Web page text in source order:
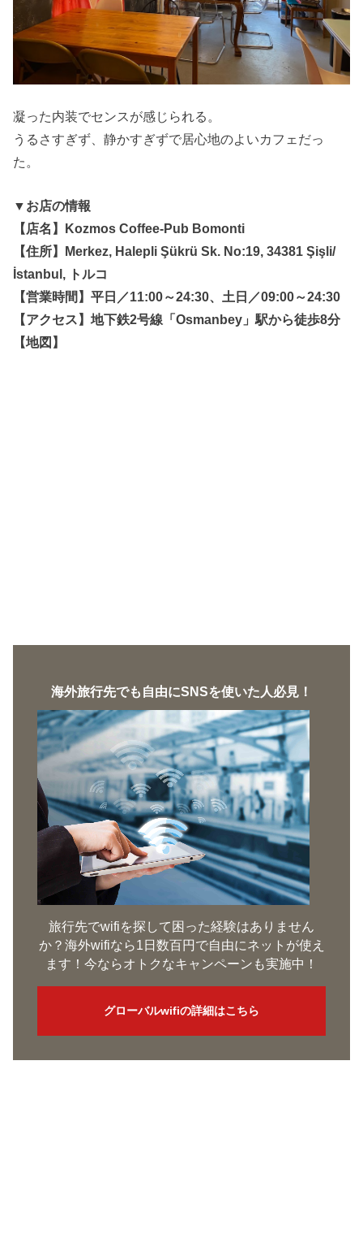
凝った内装でセンスが感じられる。
うるさすぎず、静かすぎずで居心地のよいカフェだっ
た。
▼お店の情報
【店名】Kozmos Coffee-Pub Bomonti
【住所】Merkez, Halepli Şükrü Sk. No:19, 34381 Şişli/
İstanbul, トルコ
【営業時間】平日／11:00～24:30、土日／09:00～24:30
【アクセス】地下鉄2号線「Osmanbey」駅から徒歩8分
【地図】
海外旅行先でも自由にSNSを使いた人必見！
旅行先でwifiを探して困った経験はありません
か？海外wifiなら1日数百円で自由にネットが使え
ます！今ならオトクなキャンペーンも実施中！
グローバルwifiの詳細はこちら